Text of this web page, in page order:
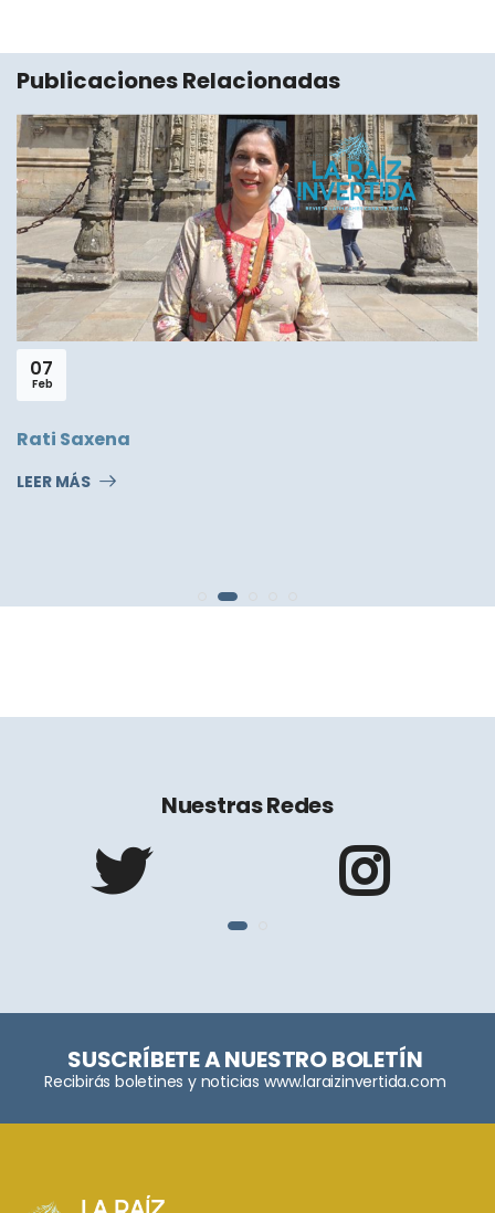
Publicaciones Relacionadas
07
Feb
Rati Saxena
LEER MÁS
Nuestras Redes
SUSCRÍBETE A NUESTRO BOLETÍN
Recibirás boletines y noticias www.laraizinvertida.com